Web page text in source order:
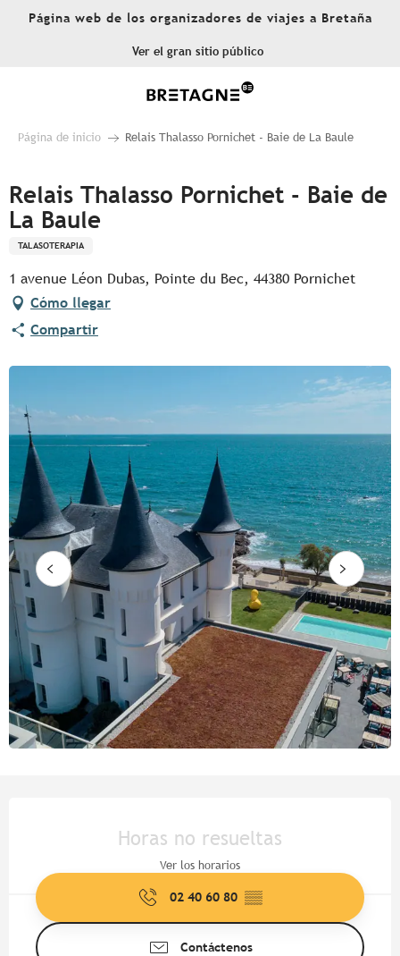
AllerPágina web de los organizadores de viajes a Bretaña
Ver el gran sitio público
Página de inicio Relais Thalasso Pornichet - Baie de La Baule
Relais Thalasso Pornichet - Baie de
La Baule
TALASOTERAPIA
1 avenue Léon Dubas, Pointe du Bec, 44380 Pornichet
Cómo llegar
Compartir
Horas no resueltas
Ver los horarios
02 40 60 80 ▒▒
Contáctenos